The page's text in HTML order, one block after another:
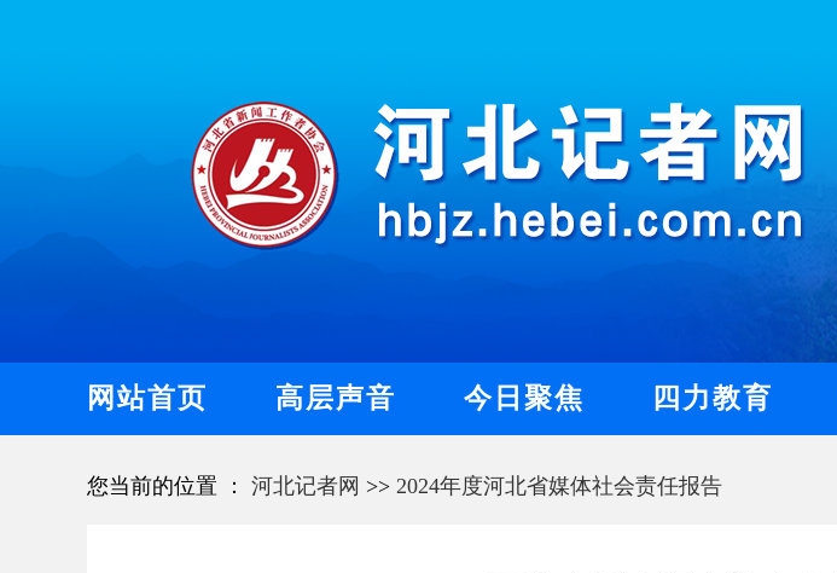
网站首页 高层声音 今日聚焦 四力教育
您当前的位置 ： 河北记者网 >> 2024年度河北省媒体社会责任报告